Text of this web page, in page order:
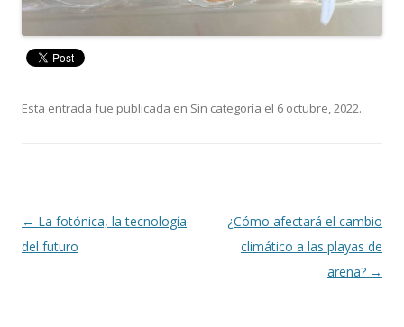
Esta entrada fue publicada en Sin categoría el 6 octubre, 2022.
Navegación
de
← La fotónica, la tecnología
del futuro
¿Cómo afectará el cambio
climático a las playas de
arena? →